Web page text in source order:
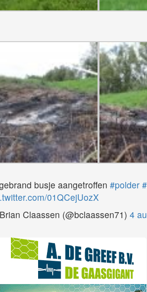
busje aangetroffen #polder
01QCejUozX
Claassen (@bclaassen71) 4